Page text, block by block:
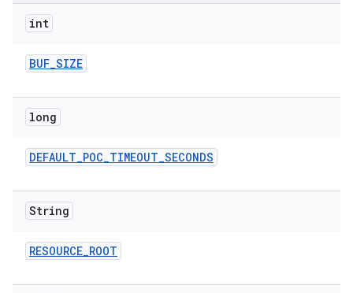
int
BUF_SIZE
long
DEFAULT_POC_TIMEOUT_SECONDS
String
RESOURCE_ROOT